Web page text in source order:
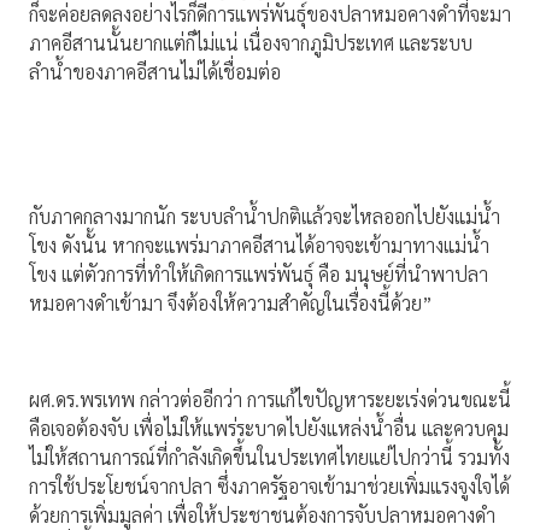
ก็จะค่อยลดลงอย่างไรก็ดีการแพร่พันธุ์ของปลาหมอคางดำที่จะมา
ภาคอีสานนั้นยากแต่ก็ไม่แน่ เนื่องจากภูมิประเทศ และระบบ
ลำน้ำของภาคอีสานไม่ได้เชื่อมต่อ
กับภาคกลางมากนัก ระบบลำน้ำปกติแล้วจะไหลออกไปยังแม่น้ำ
โขง ดังนั้น หากจะแพร่มาภาคอีสานได้อาจจะเข้ามาทางแม่น้ำ
โขง แต่ตัวการที่ทำให้เกิดการแพร่พันธุ์ คือ มนุษย์ที่นำพาปลา
หมอคางดำเข้ามา จึงต้องให้ความสำคัญในเรื่องนี้ด้วย”
ผศ.ดร.พรเทพ กล่าวต่ออีกว่า การแก้ไขปัญหาระยะเร่งด่วนขณะนี้
คือเจอต้องจับ เพื่อไม่ให้แพร่ระบาดไปยังแหล่งน้ำอื่น และควบคุม
ไม่ให้สถานการณ์ที่กำลังเกิดขึ้นในประเทศไทยแย่ไปกว่านี้ รวมทั้ง
การใช้ประโยชน์จากปลา ซึ่งภาครัฐอาจเข้ามาช่วยเพิ่มแรงจูงใจได้
ด้วยการเพิ่มมูลค่า เพื่อให้ประชาชนต้องการจับปลาหมอคางดำ